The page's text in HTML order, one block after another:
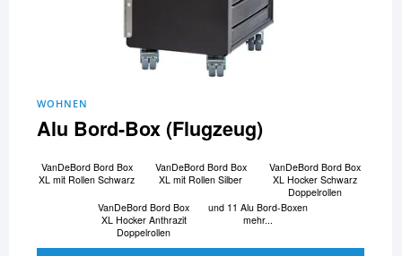
WOHNEN
Alu Bord-Box (Flugzeug)
VanDeBord Bord Box
XL mit Rollen Schwarz
VanDeBord Bord Box
XL mit Rollen Silber
VanDeBord Bord Box
XL Hocker Schwarz
Doppelrollen
VanDeBord Bord Box
XL Hocker Anthrazit
Doppelrollen
und 11 Alu Bord-Boxen
mehr...